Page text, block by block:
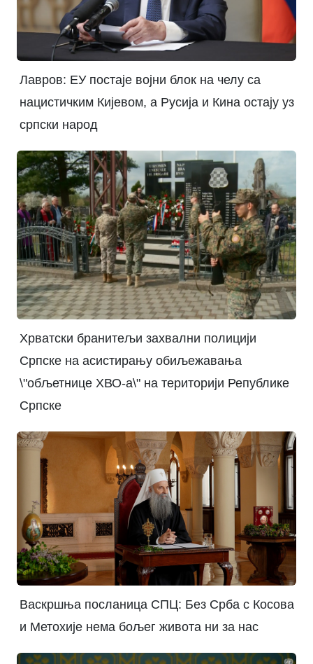
Лавров: ЕУ постаје војни блок на челу са
нацистичким Кијевом, а Русија и Кина остају уз
српски народ
Хрватски бранитељи захвални полицији
Српске на асистирању обиљежавања
\"обљетнице ХВО-а\" на територији Републике
Српске
Васкршња посланица СПЦ: Без Срба с Косова
и Метохије нема бољег живота ни за нас